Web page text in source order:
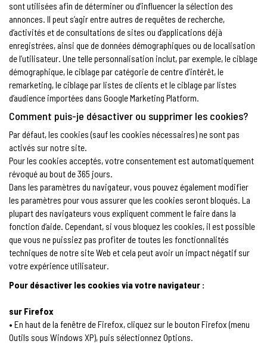
sont utilisées afin de déterminer ou d’influencer la sélection des
annonces. Il peut s’agir entre autres de requêtes de recherche,
d’activités et de consultations de sites ou d’applications déjà
enregistrées, ainsi que de données démographiques ou de localisation
de l’utilisateur. Une telle personnalisation inclut, par exemple, le ciblage
démographique, le ciblage par catégorie de centre d’intérêt, le
remarketing, le ciblage par listes de clients et le ciblage par listes
d’audience importées dans Google Marketing Platform.
Comment puis-je désactiver ou supprimer les cookies?
Par défaut, les cookies (sauf les cookies nécessaires) ne sont pas
activés sur notre site.
Pour les cookies acceptés, votre consentement est automatiquement
révoqué au bout de 365 jours.
Dans les paramètres du navigateur, vous pouvez également modifier
les paramètres pour vous assurer que les cookies seront bloqués. La
plupart des navigateurs vous expliquent comment le faire dans la
fonction d’aide. Cependant, si vous bloquez les cookies, il est possible
que vous ne puissiez pas profiter de toutes les fonctionnalités
techniques de notre site Web et cela peut avoir un impact négatif sur
votre expérience utilisateur.
Pour désactiver les cookies via votre navigateur :
sur Firefox
• En haut de la fenêtre de Firefox, cliquez sur le bouton Firefox (menu
Outils sous Windows XP), puis sélectionnez Options.